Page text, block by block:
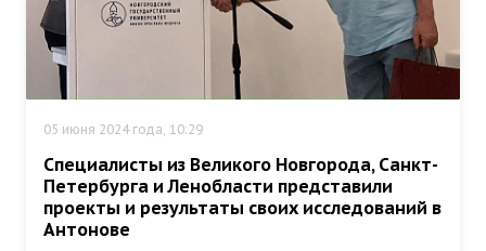
05 июня 2024 года, 10:29
Специалисты из Великого Новгорода, Санкт-
Петербурга и Ленобласти представили
проекты и результаты своих исследований в
Антонове